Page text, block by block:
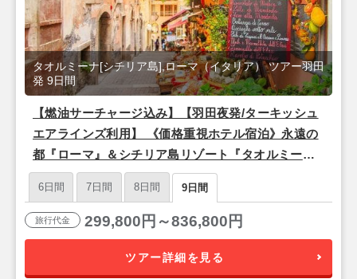
【燃油サーチャージ込み】【羽田夜発/ターキッシュ
エアラインズ利用】 《価格重視ホテル宿泊》永遠の
都『ローマ』＆シチリア島リゾート『タオルミー
ナ』9日間
タオルミーナ[シチリア島],ローマ（イタリア） ツアー羽田
発 9日間
6日間 7日間 8日間 9日間
旅行代金 299,800円～836,800円
ツアー詳細を見る